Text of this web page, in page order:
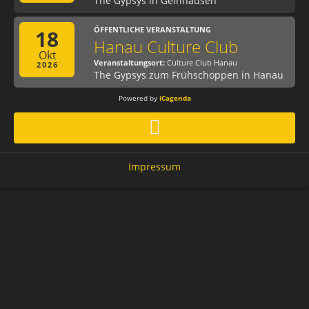
18
Okt
2026
ÖFFENTLICHE VERANSTALTUNG
Hanau Culture Club
Veranstaltungsort: Culture Club Hanau
The Gypsys zum Frühschoppen in Hanau
Powered by iCagenda
Impressum